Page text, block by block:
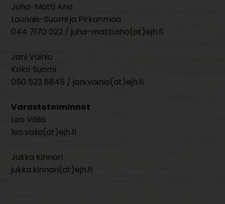
Juha-Matti Aho
Lounais-Suomi ja Pirkanmaa
044 7170 022 / juha-matti.aho(at)ejh.fi
Jani Vainio
Koko Suomi
050 523 8845 / jani.vainio(at)ejh.fi
Varastotoiminnot
Leo Väliä
leo.valia(at)ejh.fi
Jukka Kinnari
jukka.kinnari(at)ejh.fi